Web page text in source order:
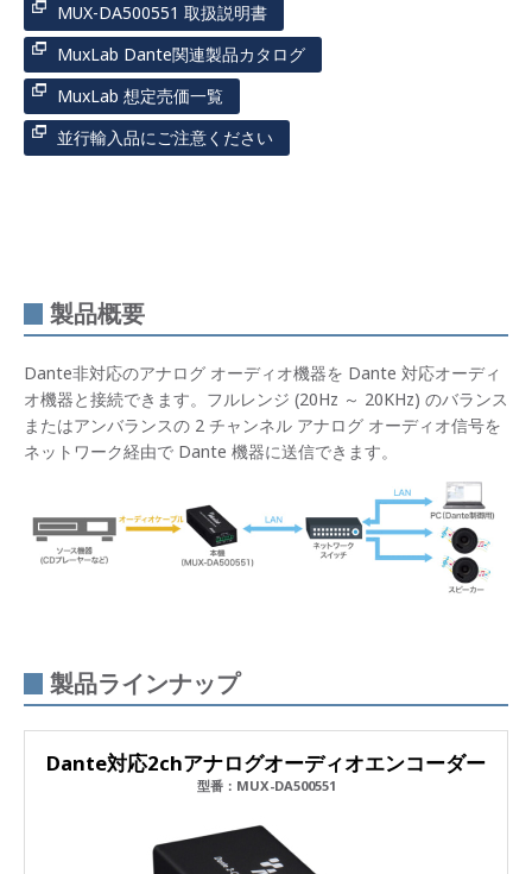
MUX-DA500551 取扱説明書
MuxLab Dante関連製品カタログ
MuxLab 想定売価一覧
並行輸入品にご注意ください
製品概要
Dante非対応のアナログ オーディオ機器を Dante 対応オーディ
オ機器と接続できます。フルレンジ (20Hz ～ 20KHz) のバランス
またはアンバランスの 2 チャンネル アナログ オーディオ信号を
ネットワーク経由で Dante 機器に送信できます。
製品ラインナップ
Dante対応2chアナログオーディオエンコーダー
型番：MUX-DA500551